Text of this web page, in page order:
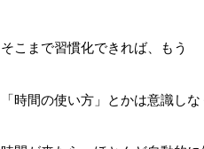
そこまで習慣化できれば、もう
「時間の使い方」とかは意識し